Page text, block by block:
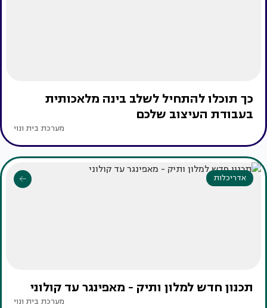
כך תוכלו להתחיל לשלב בינה מלאכותית
בעבודת העיצוב שלכם
מערכת בית ונוי
אדריכלות
תכנון חדש למלון ותיק - מאפינגר עד קולוני
מערכת בית ונוי